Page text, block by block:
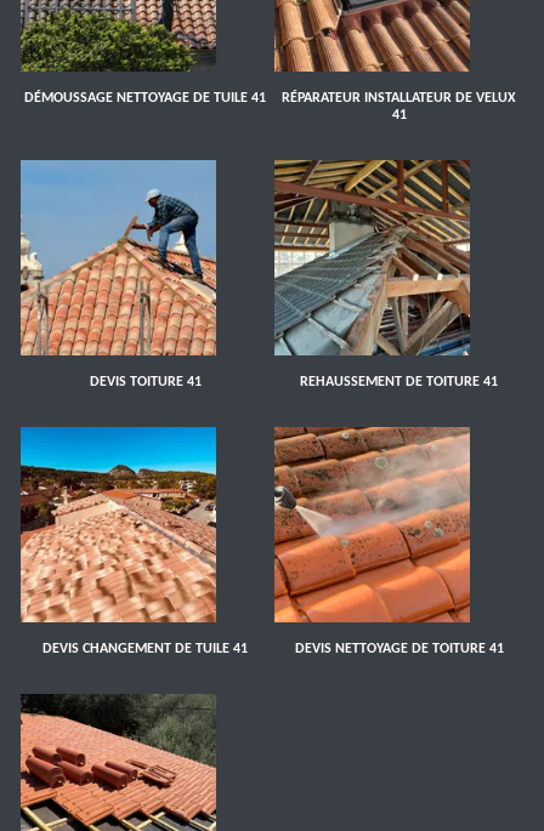
DÉMOUSSAGE NETTOYAGE DE TUILE 41
RÉPARATEUR INSTALLATEUR DE VELUX
41
DEVIS TOITURE 41 REHAUSSEMENT DE TOITURE 41
DEVIS CHANGEMENT DE TUILE 41 DEVIS NETTOYAGE DE TOITURE 41